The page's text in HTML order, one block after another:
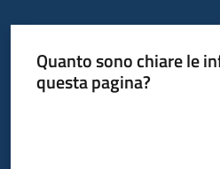
Quanto sono chiare le
questa pagina?